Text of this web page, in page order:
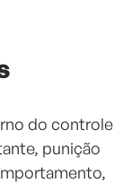
do controle
punição